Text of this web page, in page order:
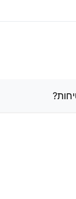
גבוה יורדת רמת